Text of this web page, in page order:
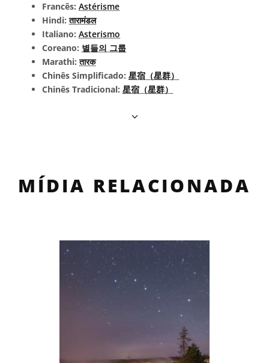
Francês: Astérisme
Hindi:तारामंडल
Italiano: Asterismo
Coreano: 별들의 그룹
Marathi:तारक
Chinês Simplificado: 星宿（星群）
Chinês Tradicional: 星宿（星群）
MÍDIA RELACIONADA